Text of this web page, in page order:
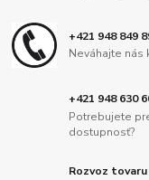
+421 948 849
Neváhajte nás
+421 948 630
Potrebujete
dostupnosť?
Rozvoz tovaru